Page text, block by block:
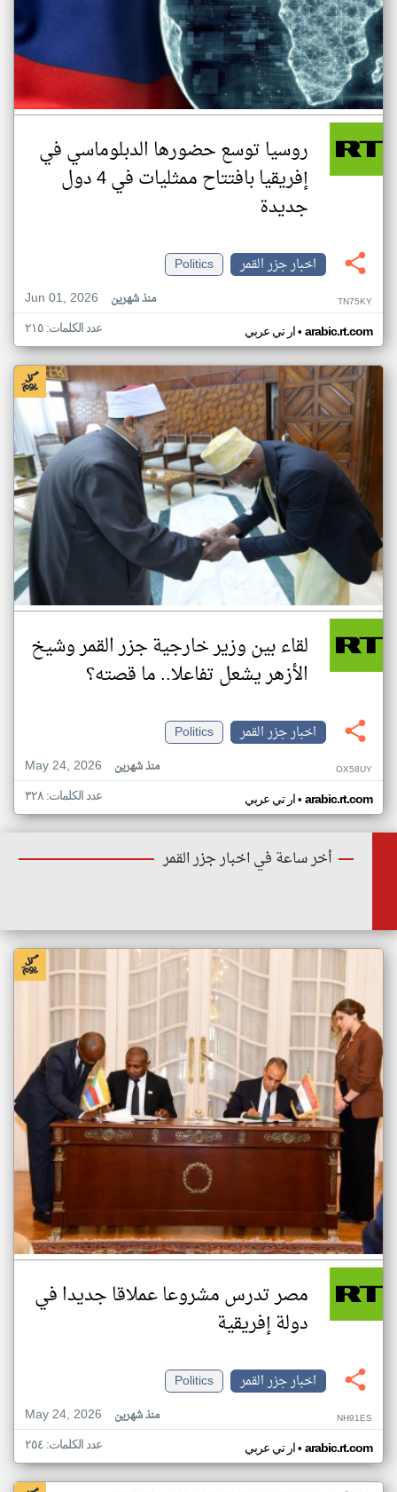
روسيا توسع حضورها الدبلوماسي في
إفريقيا بافتتاح ممثليات في 4 دول
جديدة
اخبار جزر القمر
Politics
Jun 01, 2026
منذ شهرين TN75KY
ار تي عربي• arabic.rt.com عدد الكلمات: ٢١٥
لقاء بين وزير خارجية جزر القمر وشيخ
الأزهر يشعل تفاعلا.. ما قصته؟
اخبار جزر القمر
Politics
May 24, 2026
منذ شهرين OX58UY
ار تي عربي• arabic.rt.com عدد الكلمات: ٣٢٨
أخر ساعة في اخبار جزر القمر
مصر تدرس مشروعا عملاقا جديدا في
دولة إفريقية
اخبار جزر القمر
Politics
May 24, 2026
منذ شهرين NH91ES
ار تي عربي• arabic.rt.com عدد الكلمات: ٢٥٤